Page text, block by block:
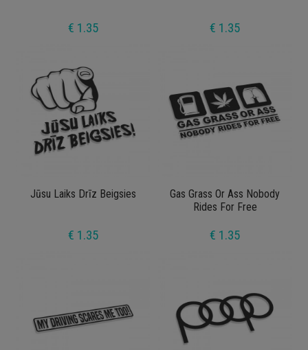
€ 1.35 € 1.35
Jūsu Laiks Drīz Beigsies
€ 1.35
Gas Grass Or Ass Nobody
Rides For Free
€ 1.35